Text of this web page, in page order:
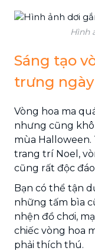
Hình
Sáng tạo
trưng
Vòng hoa ma
nhưng cũng
mùa
trang trí Noel,
cũng rất độc
Bạn có thể tận
những tấm bìa
nhện đồ chơi,
chiếc vòng hoa
phải thích thú.